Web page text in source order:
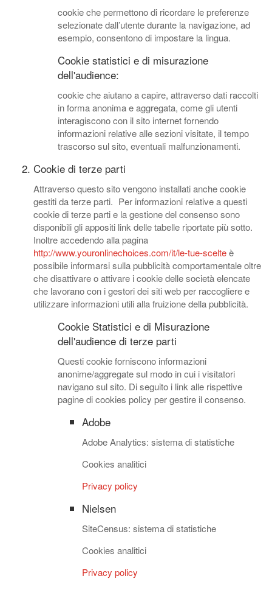
cookie che permettono di ricordare le preferenze
selezionate dall’utente durante la navigazione, ad
esempio, consentono di impostare la lingua.
Cookie statistici e di misurazione
dell'audience:
cookie che aiutano a capire, attraverso dati raccolti
in forma anonima e aggregata, come gli utenti
interagiscono con il sito internet fornendo
informazioni relative alle sezioni visitate, il tempo
trascorso sul sito, eventuali malfunzionamenti.
Cookie di terze parti
Attraverso questo sito vengono installati anche cookie
gestiti da terze parti. Per informazioni relative a questi
cookie di terze parti e la gestione del consenso sono
disponibili gli appositi link delle tabelle riportate più sotto.
Inoltre accedendo alla pagina
http://www.youronlinechoices.com/it/le-tue-scelteè
possibile informarsi sulla pubblicità comportamentale oltre
che disattivare o attivare i cookie delle società elencate
che lavorano con i gestori dei siti web per raccogliere e
utilizzare informazioni utili alla fruizione della pubblicità.
Cookie Statistici e di Misurazione
dell'audience di terze parti
Questi cookie forniscono informazioni
anonime/aggregate sul modo in cui i visitatori
navigano sul sito. Di seguito i link alle rispettive
pagine di cookies policy per gestire il consenso.
Adobe
Adobe Analytics: sistema di statistiche
Cookies analitici
Privacy policy
Nielsen
SiteCensus: sistema di statistiche
Cookies analitici
Privacy policy